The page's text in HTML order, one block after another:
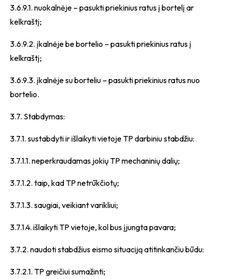
3.6.9.1. nuokalnėje – pasukti priekinius ratus į bortelį ar
kelkraštį;
3.6.9.2. įkalnėje be bortelio – pasukti priekinius ratus į
kelkraštį;
3.6.9.3. įkalnėje su borteliu – pasukti priekinius ratus nuo
bortelio.
3.7. Stabdymas:
3.7.1. sustabdyti ir išlaikyti vietoje TP darbiniu stabdžiu:
3.7.1.1. neperkraudamas jokių TP mechaninių dalių;
3.7.1.2. taip, kad TP netrūkčiotų;
3.7.1.3. saugiai, veikiant varikliui;
3.7.1.4. išlaikyti TP vietoje, kol bus įjungta pavara;
3.7.2. naudoti stabdžius eismo situaciją atitinkančiu būdu:
3.7.2.1. TP greičiui sumažinti;